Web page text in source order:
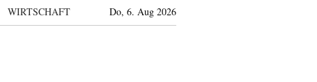
WIRTSCHAFT Do, 6. Aug 2026